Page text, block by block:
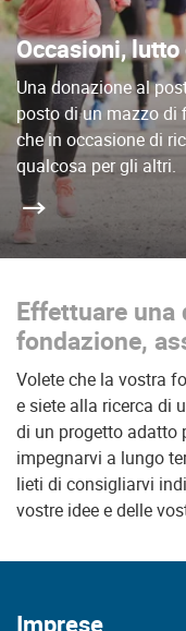
Occasioni,
Una donazione al
posto di un mazzo di
che in occasione di
qualcosa per gli altri.
Effettuare una
fondazione,
Volete che la vostra
e siete alla ricerca di
di un progetto adatto
impegnarvi a lungo
lieti di consigliarvi
vostre idee e delle
Imprese